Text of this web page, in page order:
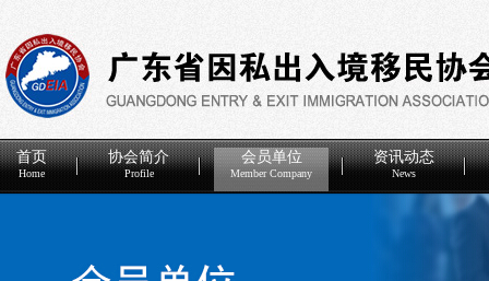
首页
Home
协会简介
Profile
会员单位
Member Company
资讯动态
News